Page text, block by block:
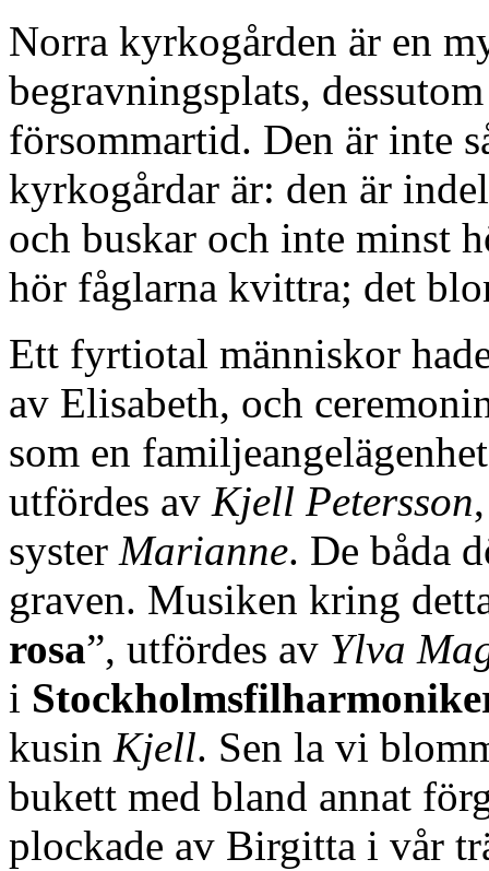
Norra kyrkogården är en
begravningsplats,
försommartid. Den är inte
kyrkogårdar är: den är
och buskar och inte minst
hör fåglarna kvittra; det
Ett fyrtiotal människor
av Elisabeth, och
som en
utfördes av Kjell Petersson
syster Marianne. De båda
graven. Musiken kring
rosa”, utfördes av Ylva
i
kusin Kjell. Sen la vi
bukett med bland annat
plockade av Birgitta i vår